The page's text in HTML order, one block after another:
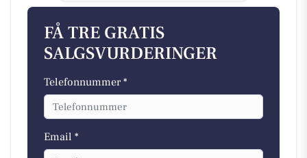
FÅ TRE GRATIS
SALGSVURDERINGER
Telefonnummer *
Email *